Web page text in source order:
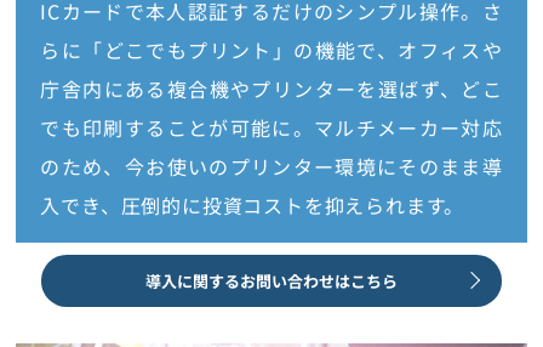
ICカードで本人認証するだけのシンプル操作。さ
らに「どこでもプリント」の機能で、オフィスや
庁舎内にある複合機やプリンターを選ばず、どこ
でも印刷することが可能に。マルチメーカー対応
のため、今お使いのプリンター環境にそのまま導
入でき、圧倒的に投資コストを抑えられます。
導入に関するお問い合わせはこちら